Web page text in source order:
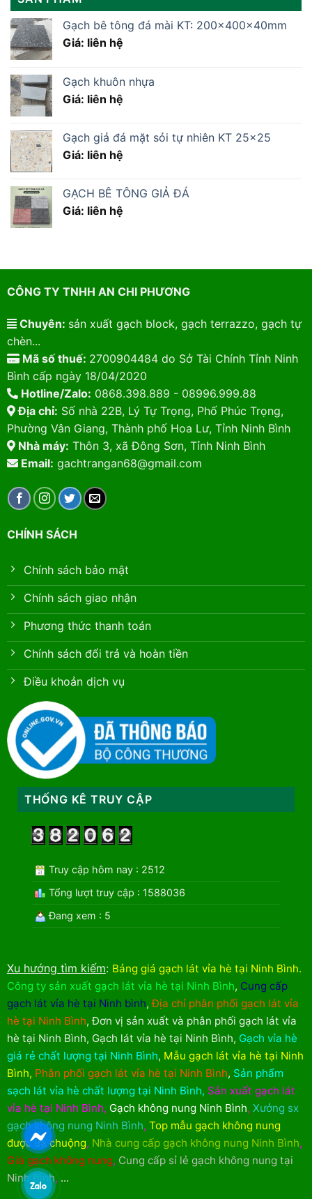
Gạch bê tông đá mài KT: 200x400x40mm
Giá: liên hệ
Gạch khuôn nhựa
Giá: liên hệ
Gạch giả đá mặt sỏi tự nhiên KT 25x25
Giá: liên hệ
GẠCH BÊ TÔNG GIẢ ĐÁ
Giá: liên hệ
CÔNG TY TNHH AN CHI PHƯƠNG
Chuyên: sản xuất gạch block, gạch terrazzo, gạch tự
chèn...
Mã số thuế: 2700904484 do Sở Tài Chính Tỉnh Ninh
Bình cấp ngày 18/04/2020
Hotline/Zalo: 0868.398.889 - 08996.999.88
Địa chỉ: Số nhà 22B, Lý Tự Trọng, Phố Phúc Trọng,
Phường Vân Giang, Thành phố Hoa Lư, Tỉnh Ninh Bình
Nhà máy: Thôn 3, xã Đông Sơn, Tỉnh Ninh Bình
Email: gachtrangan68@gmail.com
CHÍNH SÁCH
Chính sách bảo mật
Chính sách giao nhận
Phương thức thanh toán
Chính sách đổi trả và hoàn tiền
Điều khoản dịch vụ
THỐNG KÊ TRUY CẬP
Truy cập hôm nay : 2512
Tổng lượt truy cập : 1588036
Đang xem : 5
Xu hướng tìm kiếm: Bảng giá gạch lát vỉa hè tại Ninh Bình.
Công ty sản xuất gạch lát vỉa hè tại Ninh Bình, Cung cấp
gạch lát vỉa hè tại Ninh bình,Địa chỉ phân phối gạch lát vỉa
hè tại Ninh Bình,Đơn vị sản xuất và phân phối gạch lát vỉa
hè tại Ninh Bình, Gạch lát vỉa hè tại Ninh Bình, Gạch vỉa hè
giá rẻ chất lượng tại Ninh Bình, Mẫu gạch lát vỉa hè tại Ninh
Bình, Phân phối gạch lát vỉa hè tại Ninh Bình, Sản phẩm
sạch lát vỉa hè chất lượng tại Ninh Bình, Sản xuất gạch lát
vỉa hè tại Ninh Bình, Gạch không nung Ninh Bình, Xưởng sx
gạch không nung Ninh Bình, Top mẫu gạch không nung
được ưa chuộng, Nhà cung cấp gạch không nung Ninh Bình,
Giá gạch không nung, Cung cấp sỉ lẻ gạch không nung tại
Ninh Bình, ...